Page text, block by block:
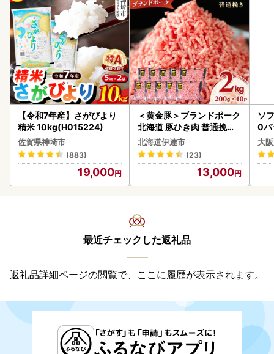
【令和7年産】さがびより
精米 10kg(H015224)
佐賀県神埼市
(883)
19,000
＜黄金豚＞ブランドポーク
北海道 豚ひき肉 普通挽き
200g 10パック 計2kg
北海道伊達市
(23)
13,000
ソ
0
大
最近チェックした返礼品
返礼品詳細ページの閲覧で、ここに履歴が表示されます。